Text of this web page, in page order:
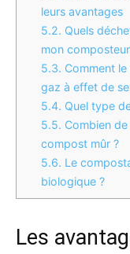
leurs avantages
5.2. Quels
mon
5.3. Comment
gaz à effet de
5.4. Quel type
5.5. Combien
compost mûr ?
5.6. Le
biologique ?
Les